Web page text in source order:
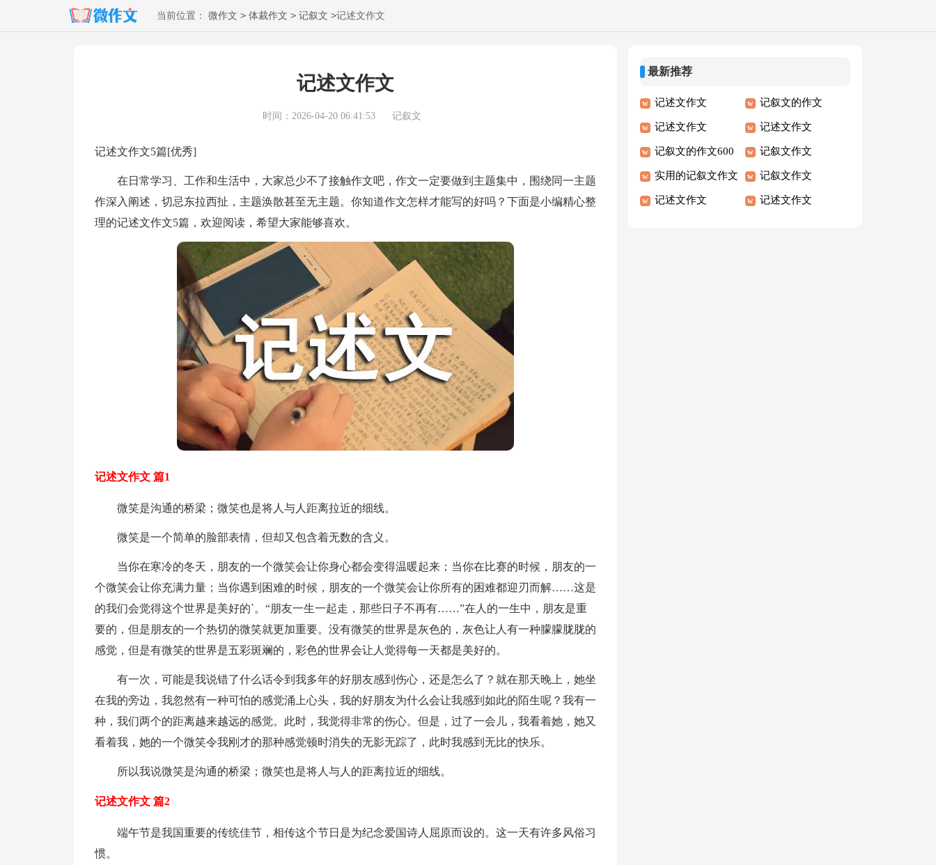
当前位置： 微作文 > 体裁作文 > 记叙文 >记述文作文
记述文作文
时间：2026-04-20 06:41:53 记叙文
记述文作文5篇[优秀]
在日常学习、工作和生活中，大家总少不了接触作文吧，作文一定要做到主题集中，围绕同一主题
作深入阐述，切忌东拉西扯，主题涣散甚至无主题。你知道作文怎样才能写的好吗？下面是小编精心整
理的记述文作文5篇，欢迎阅读，希望大家能够喜欢。
记述文作文 篇1
微笑是沟通的桥梁；微笑也是将人与人距离拉近的细线。
微笑是一个简单的脸部表情，但却又包含着无数的含义。
当你在寒冷的冬天，朋友的一个微笑会让你身心都会变得温暖起来；当你在比赛的时候，朋友的一
个微笑会让你充满力量；当你遇到困难的时候，朋友的一个微笑会让你所有的困难都迎刃而解……这是
的我们会觉得这个世界是美好的`。“朋友一生一起走，那些日子不再有……”在人的一生中，朋友是重
要的，但是朋友的一个热切的微笑就更加重要。没有微笑的世界是灰色的，灰色让人有一种朦朦胧胧的
感觉，但是有微笑的世界是五彩斑斓的，彩色的世界会让人觉得每一天都是美好的。
有一次，可能是我说错了什么话令到我多年的好朋友感到伤心，还是怎么了？就在那天晚上，她坐
在我的旁边，我忽然有一种可怕的感觉涌上心头，我的好朋友为什么会让我感到如此的陌生呢？我有一
种，我们两个的距离越来越远的感觉。此时，我觉得非常的伤心。但是，过了一会儿，我看着她，她又
看着我，她的一个微笑令我刚才的那种感觉顿时消失的无影无踪了，此时我感到无比的快乐。
所以我说微笑是沟通的桥梁；微笑也是将人与人的距离拉近的细线。
记述文作文 篇2
端午节是我国重要的传统佳节，相传这个节日是为纪念爱国诗人屈原而设的。这一天有许多风俗习
惯。
最新推荐
记述文作文 记叙文的作文
记述文作文 记述文作文
记叙文的作文600
字
记叙文作文
实用的记叙文作文 记叙文作文
记述文作文 记述文作文